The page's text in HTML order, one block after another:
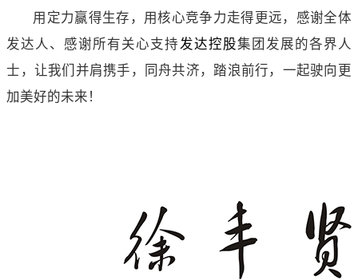
用定力赢得生存，用核心竞争力走得更远，感谢全体
发达人、感谢所有关心支持 发达控股集团发展的各界人
士，让我们并肩携手，同舟共济，踏浪前行，一起驶向更
加美好的未来！